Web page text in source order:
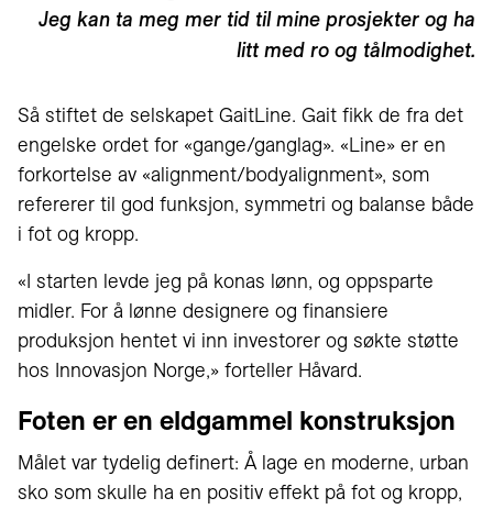
Jeg kan ta meg mer tid til mine prosjekter og ha
litt med ro og tålmodighet.
Så stiftet de selskapet GaitLine. Gait fikk de fra det
engelske ordet for «gange/ganglag». «Line» er en
forkortelse av «alignment/bodyalignment», som
refererer til god funksjon, symmetri og balanse både
i fot og kropp.
«I starten levde jeg på konas lønn, og oppsparte
midler. For å lønne designere og finansiere
produksjon hentet vi inn investorer og søkte støtte
hos Innovasjon Norge,» forteller Håvard.
Foten er en eldgammel konstruksjon
Målet var tydelig definert: Å lage en moderne, urban
sko som skulle ha en positiv effekt på fot og kropp,